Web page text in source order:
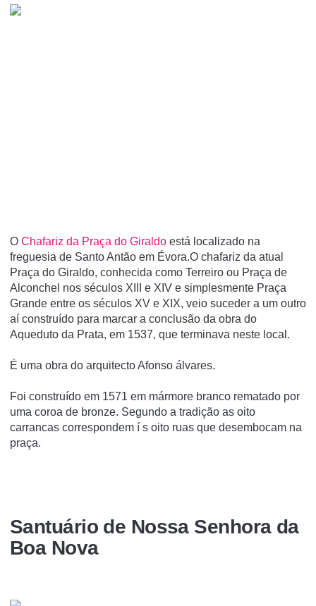
O Chafariz da Praça do Giraldo está localizado na
freguesia de Santo Antão em Évora.O chafariz da atual
Praça do Giraldo, conhecida como Terreiro ou Praça de
Alconchel nos séculos XIII e XIV e simplesmente Praça
Grande entre os séculos XV e XIX, veio suceder a um outro
aí construído para marcar a conclusão da obra do
Aqueduto da Prata, em 1537, que terminava neste local.
É uma obra do arquitecto Afonso álvares.
Foi construí­do em 1571 em mármore branco rematado por
uma coroa de bronze. Segundo a tradição as oito
carrancas correspondem í s oito ruas que desembocam na
praça.
Santuário de Nossa Senhora da
Boa Nova